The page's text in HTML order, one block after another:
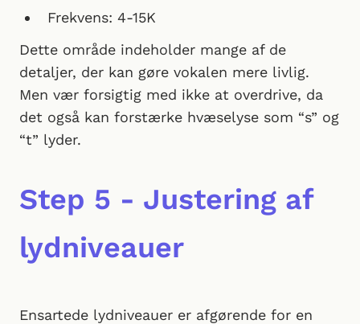
Frekvens: 4-15K
Dette område indeholder mange af de
detaljer, der kan gøre vokalen mere livlig.
Men vær forsigtig med ikke at overdrive, da
det også kan forstærke hvæselyse som “s” og
“t” lyder.
Step 5 - Justering af
lydniveauer
Ensartede lydniveauer er afgørende for en